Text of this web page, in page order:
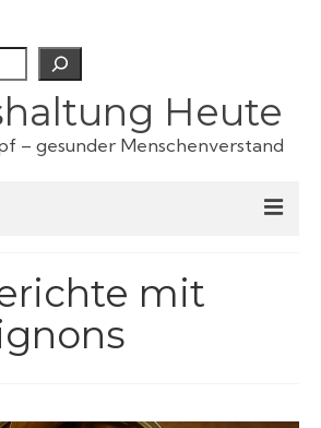
Heute
– gesunder Menschenverstand
mit